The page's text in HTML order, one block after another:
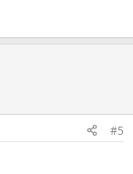
#5